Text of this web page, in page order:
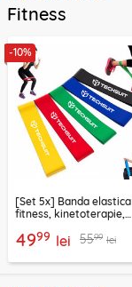
Fitness
-10%
[Set 5x] Banda elastica
fitness, kinetoterapie,
4999 lei 5599 lei